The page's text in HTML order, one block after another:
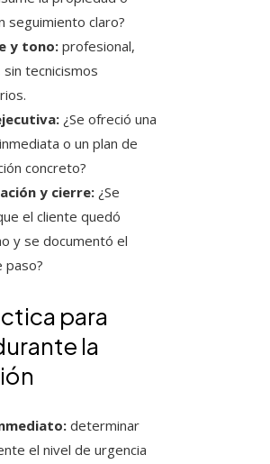
seguimiento claro?
y tono: profesional,
sin tecnicismos
¿Se ofreció una
o un plan de
concreto?
y cierre: ¿Se
el cliente quedó
y se documentó el
paso?
para
la
determinar
el nivel de urgencia